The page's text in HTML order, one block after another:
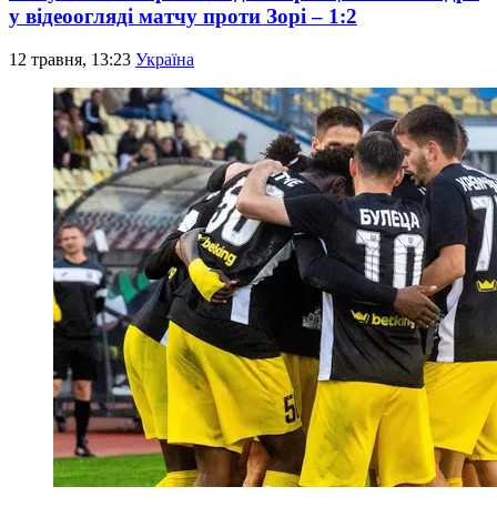
у відеоогляді матчу проти Зорі – 1:2
12 травня, 13:23 Україна